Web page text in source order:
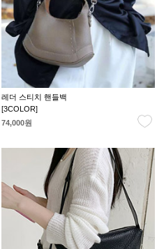
레더 스티치 핸들백
[3COLOR]
74,000원